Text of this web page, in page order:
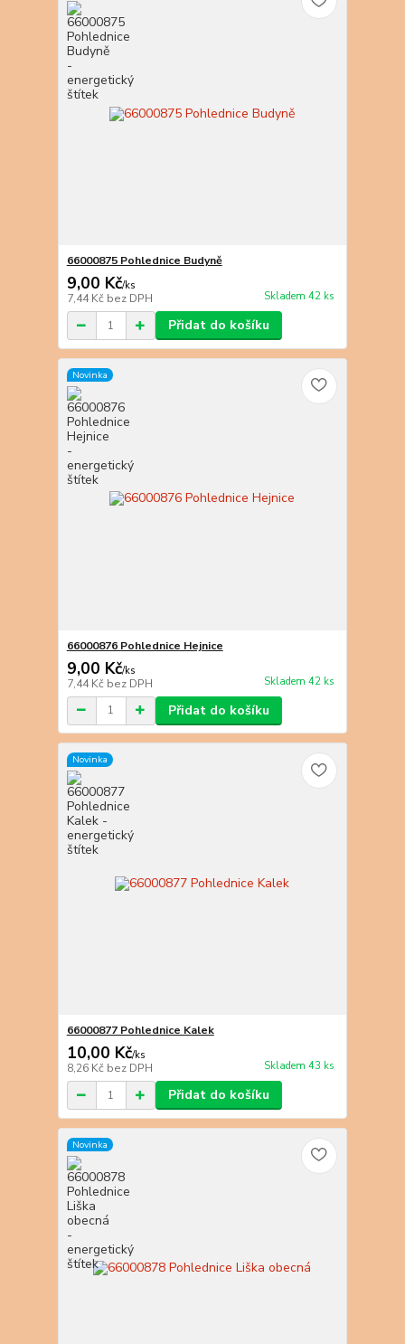
66000875 Pohlednice Budyně
9,00 Kč/ks
7,44 Kč bez DPH Skladem 42 ks
Přidat do košíku
Novinka
66000876 Pohlednice Hejnice
9,00 Kč/ks
7,44 Kč bez DPH Skladem 42 ks
Přidat do košíku
Novinka
66000877 Pohlednice Kalek
10,00 Kč/ks
8,26 Kč bez DPH Skladem 43 ks
Přidat do košíku
Novinka